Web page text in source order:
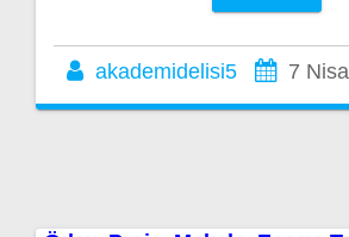
akademidelisi5 7